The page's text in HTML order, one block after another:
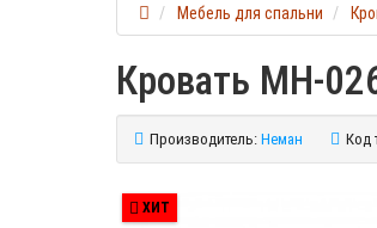
Мебель для спальни
Кровать МН-
Производитель: Неман Код
ХИТ